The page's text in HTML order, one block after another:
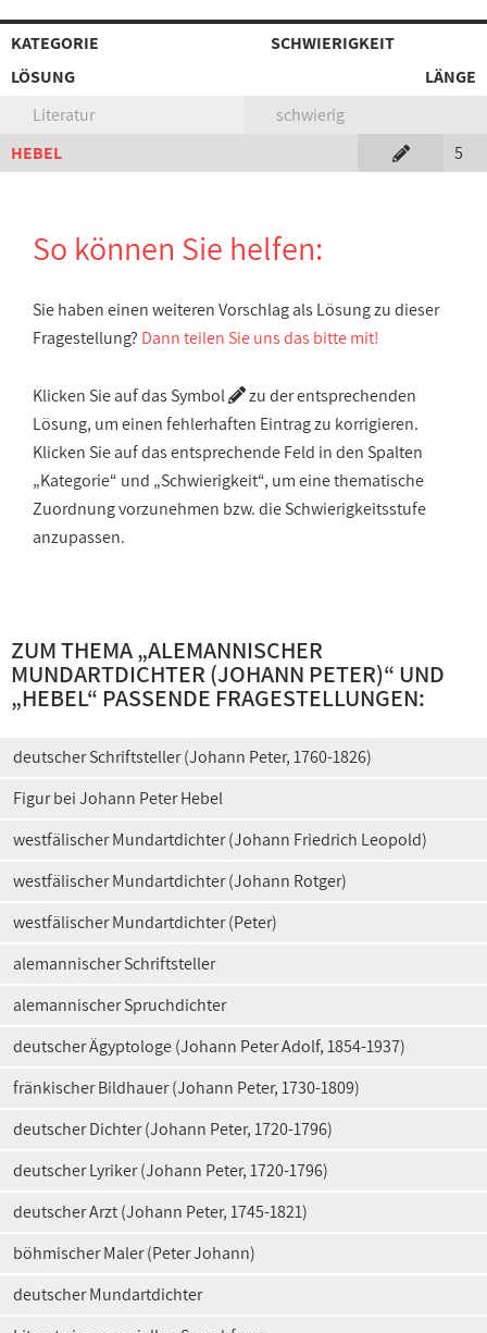
KATEGORIE
SCHWIERIGKEIT
LÖSUNG
LÄNGE
Literatur
schwierig
HEBEL
5
So können Sie helfen:
Sie haben einen weiteren Vorschlag als Lösung zu dieser
Fragestellung? Dann teilen Sie uns das bitte mit!
Klicken Sie auf das Symbol
zu der entsprechenden
Lösung, um einen fehlerhaften Eintrag zu korrigieren.
Klicken Sie auf das entsprechende Feld in den Spalten
„Kategorie“ und „Schwierigkeit“, um eine thematische
Zuordnung vorzunehmen bzw. die Schwierigkeitsstufe
anzupassen.
ZUM THEMA „ALEMANNISCHER
MUNDARTDICHTER (JOHANN PETER)“ UND
„HEBEL“ PASSENDE FRAGESTELLUNGEN:
deutscher Schriftsteller (Johann Peter, 1760-1826)
Figur bei Johann Peter Hebel
westfälischer Mundartdichter (Johann Friedrich Leopold)
westfälischer Mundartdichter (Johann Rotger)
westfälischer Mundartdichter (Peter)
alemannischer Schriftsteller
alemannischer Spruchdichter
deutscher Ägyptologe (Johann Peter Adolf, 1854-1937)
fränkischer Bildhauer (Johann Peter, 1730-1809)
deutscher Dichter (Johann Peter, 1720-1796)
deutscher Lyriker (Johann Peter, 1720-1796)
deutscher Arzt (Johann Peter, 1745-1821)
böhmischer Maler (Peter Johann)
deutscher Mundartdichter